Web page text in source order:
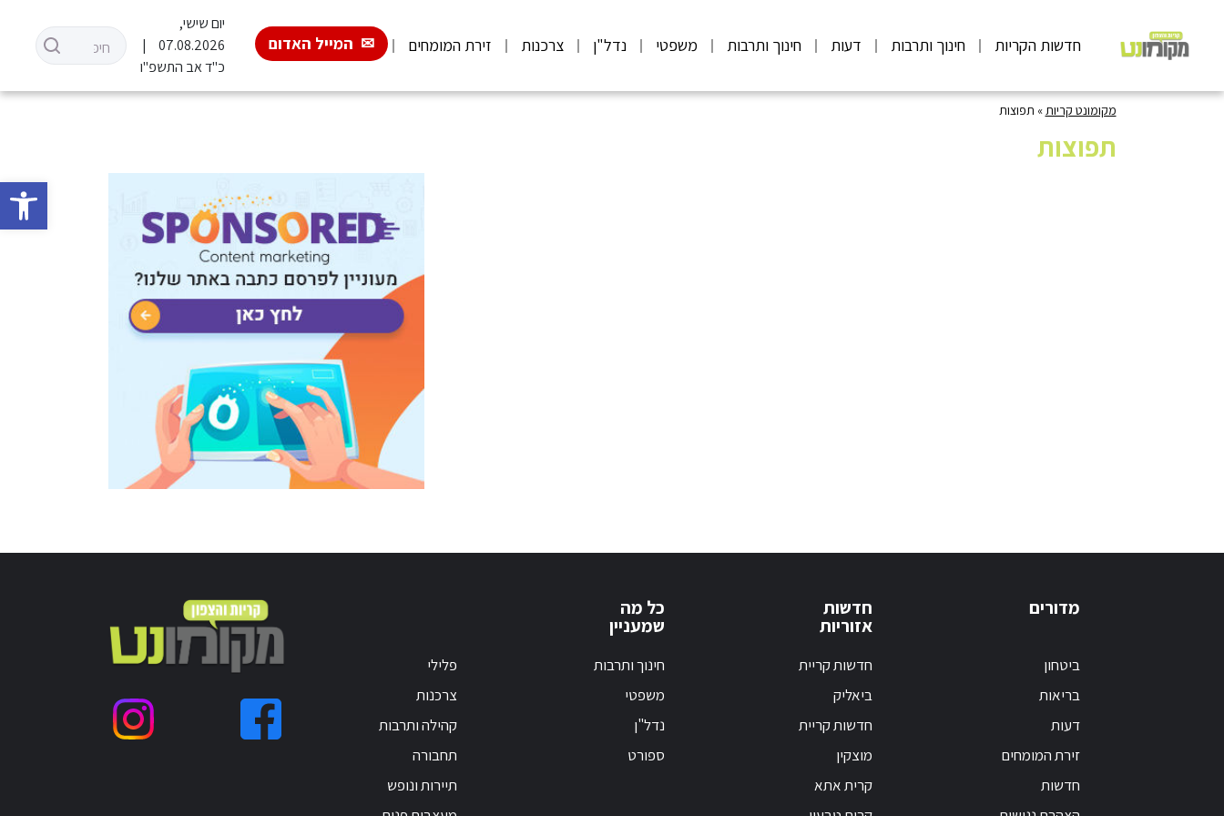
פתח
חדשות הקריות חינוך ותרבות דעות חינוך ותרבות משפטי נדל"ן צרכנות זירת המומחים המייל האדום
יום שישי,
07.08.2026
כ"ד אב התשפ"ו
מקומונט קריות» תפוצות
תפוצות
מדורים
ביטחון
בריאות
דעות
זירת המומחים
חדשות
חדשות
אזוריות
חדשות קריית
ביאליק
חדשות קריית
מוצקין
קרית אתא
כל מה
שמעניין
חינוך ותרבות
משפטי
נדל"ן
ספורט
פלילי
צרכנות
קהילה ותרבות
תחבורה
תיירות ונופש